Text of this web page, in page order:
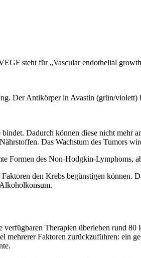
steht für „Vascular endothelial
Der Antikörper in Avastin (grün/
Dadurch können diese nicht mehr
Das Wachstum des Tumors
Formen des Non-Hodgkin-Lymphoms,
den Krebs begünstigen können.
Therapien überleben rund
Faktoren zurückzuführen: ein